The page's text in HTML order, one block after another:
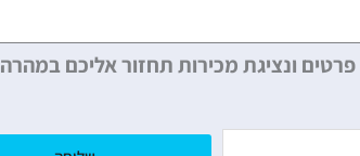
ונציגת מכירות תחזור אליכם במהרה